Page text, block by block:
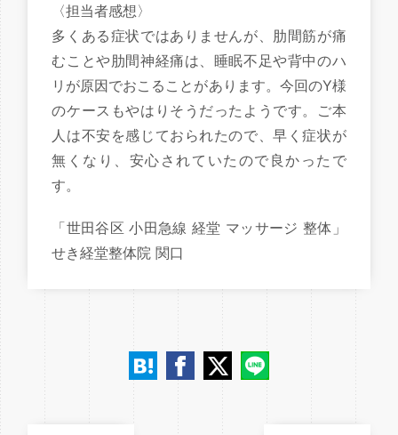
〈担当者感想〉
多くある症状ではありませんが、肋間筋が痛
むことや肋間神経痛は、睡眠不足や背中のハ
リが原因でおこることがあります。今回のY様
のケースもやはりそうだったようです。ご本
人は不安を感じておられたので、早く症状が
無くなり、安心されていたので良かったで
す。
「世田谷区 小田急線 経堂 マッサージ 整体」
せき経堂整体院 関口